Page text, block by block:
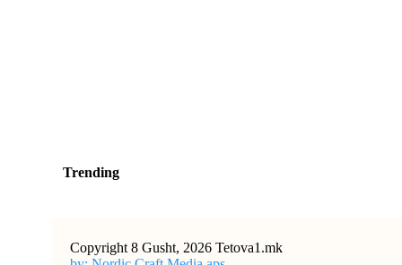
Trending
Copyright 8 Gusht, 2026 Tetova1.mk